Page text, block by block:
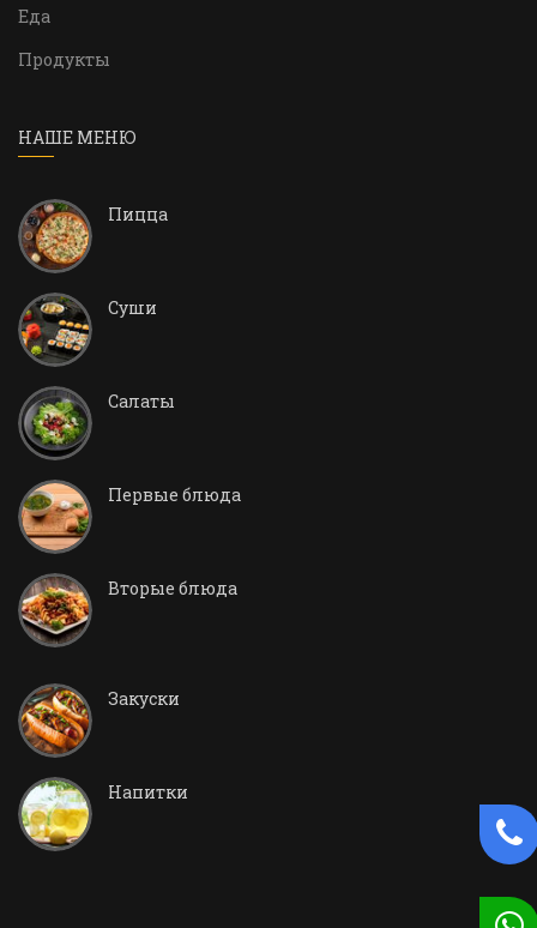
Еда
Продукты
НАШЕ МЕНЮ
Пицца
Суши
Салаты
Первые блюда
Вторые блюда
Закуски
Напитки